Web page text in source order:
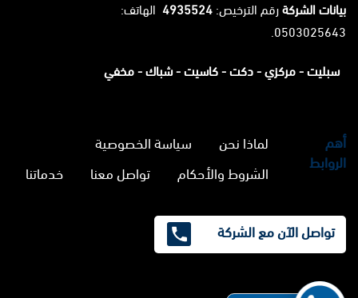
بيانات الشركةرقم الترخيص: 4935524 الهاتف:
0503025643.
سبليت -مركزي -دكت -كاسيت -شباك -مخفي
أهم
الروابط
لماذا نحن
سياسة الخصوصية
الشروط والأحكام
تواصل معنا خدماتنا
تواصل الآن مع الشركة